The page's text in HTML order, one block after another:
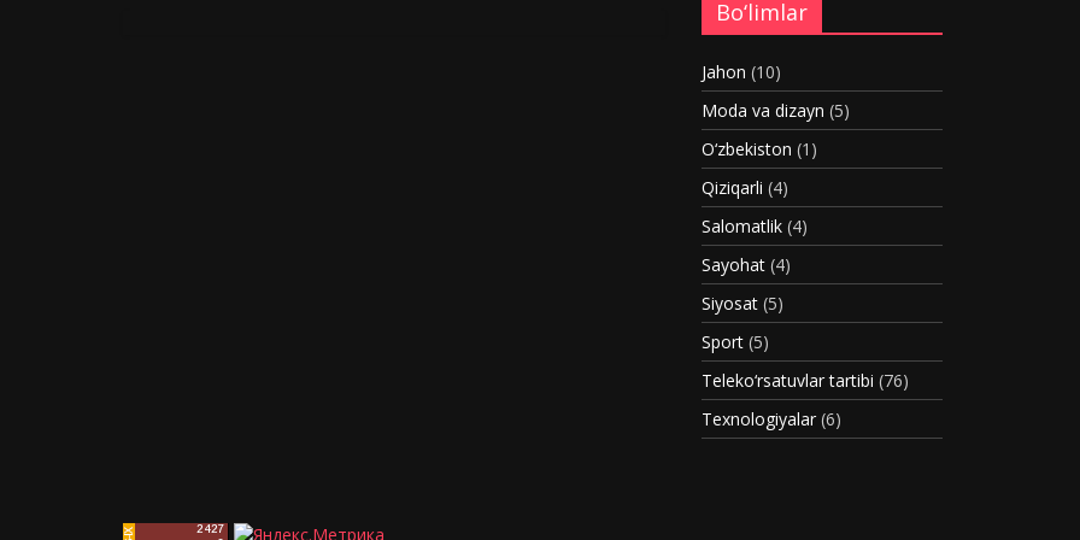
Bo‘limlar
Jahon (10)
Moda va dizayn (5)
O‘zbekiston (1)
Qiziqarli (4)
Salomatlik (4)
Sayohat (4)
Siyosat (5)
Sport (5)
Teleko‘rsatuvlar tartibi (76)
Texnologiyalar (6)